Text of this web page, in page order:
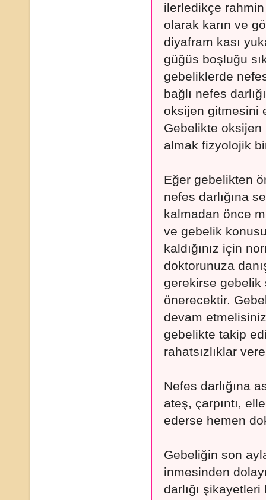
ilerledikçe
olarak karın ve
diyafram kası
güğüs boşluğu
gebeliklerde
bağlı nefes
oksijen gitmesini
Gebelikte oksijen
almak fizyolojik
Eğer gebelikten
nefes darlığına
kalmadan önce
ve gebelik
kaldığınız için
doktorunuza
gerekirse gebelik
önerecektir.
devam
gebelikte takip
rahatsızlıklar
Nefes darlığına
ateş, çarpıntı,
ederse hemen
Gebeliğin son
inmesinden
darlığı